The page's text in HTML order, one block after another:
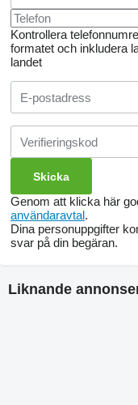
Kontrollera
formatet och inkludera
landet
Genom att klicka här
användaravtal.
Dina personuppgifter
svar på din begäran.
Liknande